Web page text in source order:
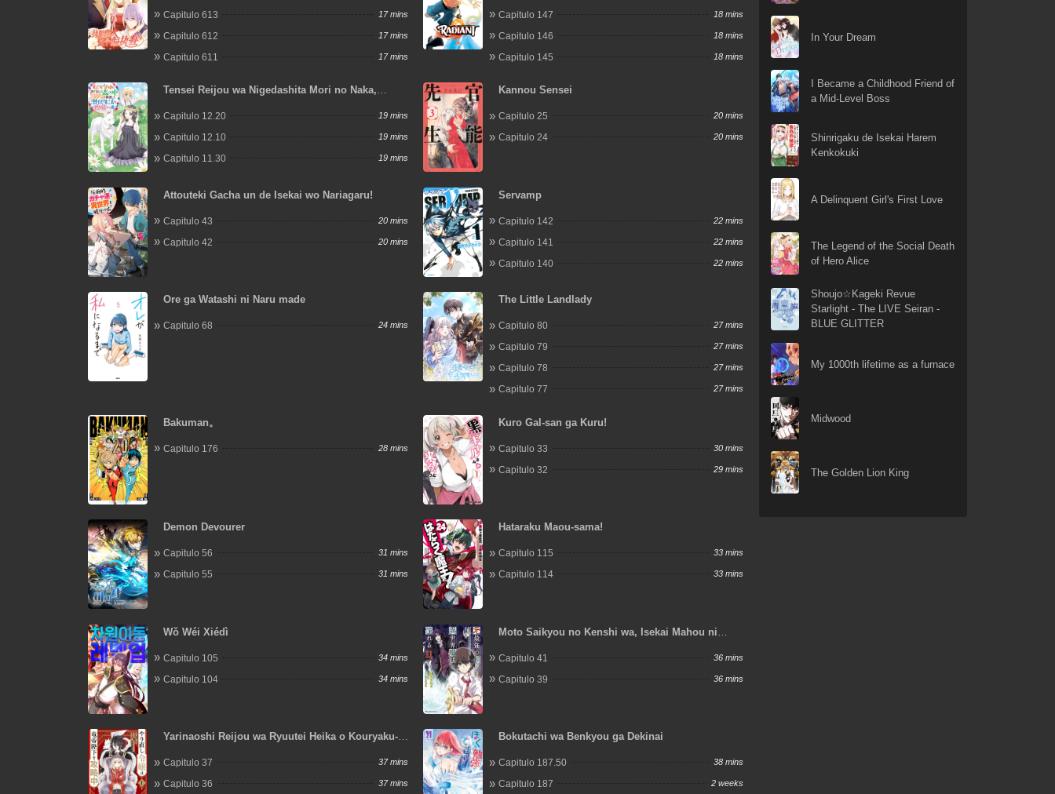
Capitulo 613 17 mins
Capitulo 612 17 mins
Capitulo 611 17 mins
Capitulo 147 18 mins
Capitulo 146 18 mins
Capitulo 145 18 mins
Tensei Reijou wa Nigedashita Mori no Naka,
Mankitisu suru.
Capitulo 12.20 19 mins
Capitulo 12.10 19 mins
Capitulo 11.30 19 mins
Kannou Sensei
Capitulo 25 20 mins
Capitulo 24 20 mins
Attouteki Gacha un de Isekai wo Nariagaru!
Capitulo 43 20 mins
Capitulo 42 20 mins
Servamp
Capitulo 142 22 mins
Capitulo 141 22 mins
Capitulo 140 22 mins
Ore ga Watashi ni Naru made
Capitulo 68 24 mins
The Little Landlady
Capitulo 80 27 mins
Capitulo 79 27 mins
Capitulo 78 27 mins
Capitulo 77 27 mins
Bakuman。
Capitulo 176 28 mins
Kuro Gal-san ga Kuru!
Capitulo 33 30 mins
Capitulo 32 29 mins
Demon Devourer
Capitulo 56 31 mins
Capitulo 55 31 mins
Hataraku Maou-sama!
Capitulo 115 33 mins
Capitulo 114 33 mins
Wǒ Wéi Xiédì
Capitulo 105 34 mins
Capitulo 104 34 mins
Moto Saikyou no Kenshi wa, Isekai Mahou ni
Capitulo 41 36 mins
Capitulo 39 36 mins
Yarinaoshi Reijou wa Ryuutei Heika o Kouryaku-
Capitulo 37 37 mins
Capitulo 36 37 mins
Bokutachi wa Benkyou ga Dekinai
Capitulo 187.50 38 mins
Capitulo 187 2 weeks
In Your Dream
I Became a Childhood Friend of
a Mid-Level Boss
Shinrigaku de Isekai Harem
Kenkokuki
A Delinquent Girl's First Love
The Legend of the Social Death
of Hero Alice
Shoujo☆Kageki Revue
Starlight - The LIVE Seiran -
BLUE GLITTER
My 1000th lifetime as a furnace
Midwood
The Golden Lion King